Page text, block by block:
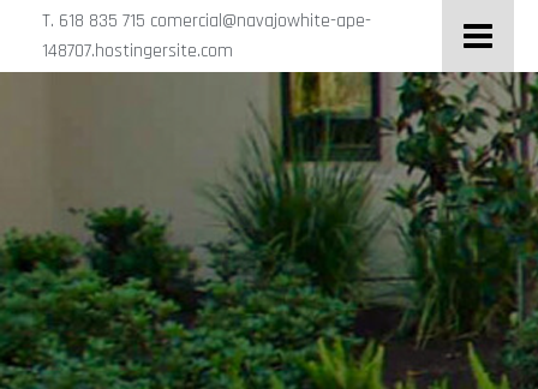
T. 618 835 715 comercial@navajowhite-ape-
148707.hostingersite.com